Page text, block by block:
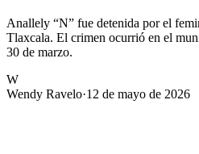
Anallely “N” fue detenida por el
Tlaxcala. El crimen ocurrió en el
30 de marzo.
W
Wendy Ravelo·12 de mayo de 2026